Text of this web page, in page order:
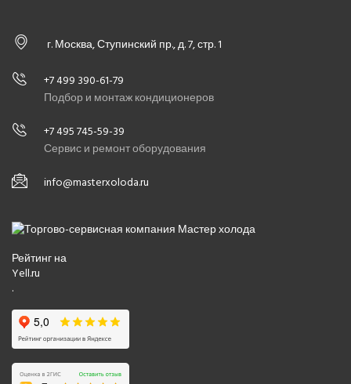
г. Москва, Ступинский пр., д. 7, стр. 1
+7 499 390-61-79
Подбор и монтаж кондиционеров
+7 495 745-59-39
Сервис и ремонт оборудования
info@masterxoloda.ru
Рейтинг на
Yell.ru
.